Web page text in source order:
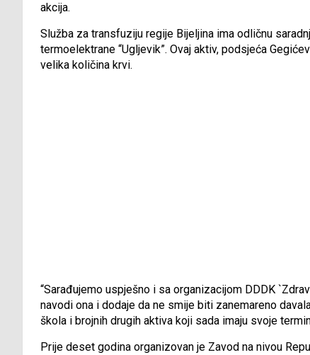
akcija.
Služba za transfuziju regije Bijeljina ima odličnu
termoelektrane “Ugljevik”. Ovaj aktiv, podsjeća
velika količina krvi.
“Sarađujemo uspješno i sa organizacijom DDDK
navodi ona i dodaje da ne smije biti zanemareno
škola i brojnih drugih aktiva koji sada imaju svoje
Prije deset godina organizovan je Zavod na nivou